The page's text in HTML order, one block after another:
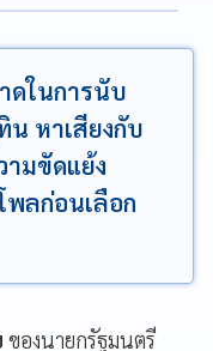
ดในการนับ
หาเสียงกับ
มขัดแย้ง
ลก่อนเลือก
ของนายกรัฐมนตรี